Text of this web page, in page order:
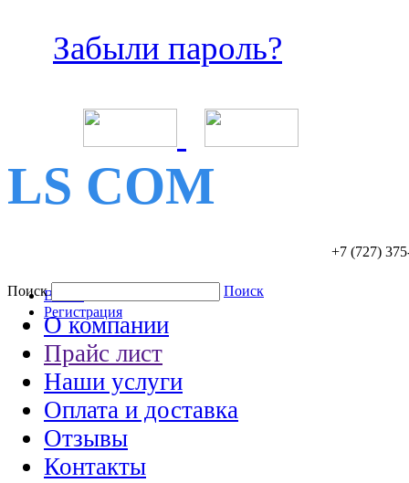
Забыли пароль?
LS COM
+7 (727)
Войти
Регистрация
Поиск Поиск
О компании
Прайс лист
Наши услуги
Оплата и доставка
Отзывы
Контакты